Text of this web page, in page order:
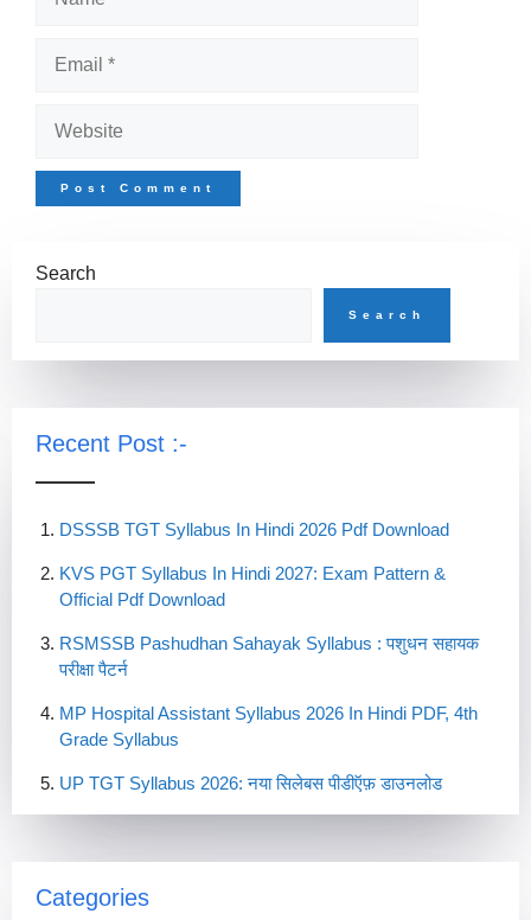
Search
Search
Recent Post :-
DSSSB TGT Syllabus In Hindi 2026 Pdf Download
KVS PGT Syllabus In Hindi 2027: Exam Pattern &
Official Pdf Download
RSMSSB Pashudhan Sahayak Syllabus : पशुधन सहायक
परीक्षा पैटर्न
MP Hospital Assistant Syllabus 2026 In Hindi PDF, 4th
Grade Syllabus
UP TGT Syllabus 2026: नया सिलेबस पीडीऍफ़ डाउनलोड
Categories